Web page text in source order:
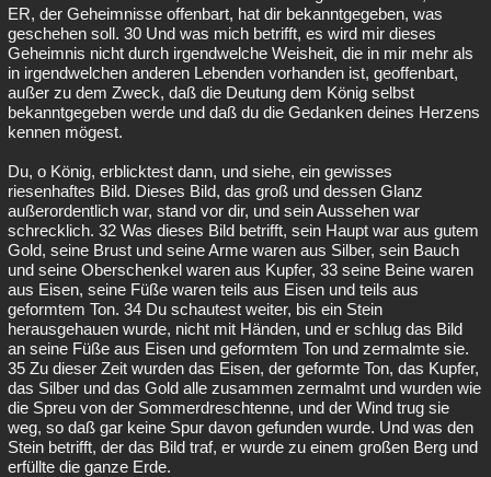
ER, der Geheimnisse offenbart, hat dir bekanntgegeben, was
geschehen soll. 30 Und was mich betrifft, es wird mir dieses
Geheimnis nicht durch irgendwelche Weisheit, die in mir mehr als
in irgendwelchen anderen Lebenden vorhanden ist, geoffenbart,
außer zu dem Zweck, daß die Deutung dem König selbst
bekanntgegeben werde und daß du die Gedanken deines Herzens
kennen mögest.
Du, o König, erblicktest dann, und siehe, ein gewisses
riesenhaftes Bild. Dieses Bild, das groß und dessen Glanz
außerordentlich war, stand vor dir, und sein Aussehen war
schrecklich. 32 Was dieses Bild betrifft, sein Haupt war aus gutem
Gold, seine Brust und seine Arme waren aus Silber, sein Bauch
und seine Oberschenkel waren aus Kupfer, 33 seine Beine waren
aus Eisen, seine Füße waren teils aus Eisen und teils aus
geformtem Ton. 34 Du schautest weiter, bis ein Stein
herausgehauen wurde, nicht mit Händen, und er schlug das Bild
an seine Füße aus Eisen und geformtem Ton und zermalmte sie.
35 Zu dieser Zeit wurden das Eisen, der geformte Ton, das Kupfer,
das Silber und das Gold alle zusammen zermalmt und wurden wie
die Spreu von der Sommerdreschtenne, und der Wind trug sie
weg, so daß gar keine Spur davon gefunden wurde. Und was den
Stein betrifft, der das Bild traf, er wurde zu einem großen Berg und
erfüllte die ganze Erde.